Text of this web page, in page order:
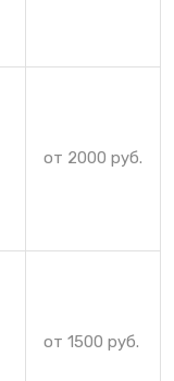
от 2000 руб.
от 1500 руб.